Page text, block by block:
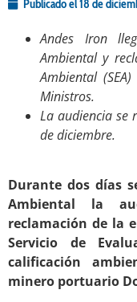
Publicado el18 de
Andes Iron
Ambiental y
Ambiental
Ministros.
La audiencia se
de diciembre.
Durante dos días
Ambiental la
reclamación de la
Servicio de
calificación
minero portuario